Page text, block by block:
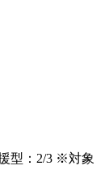
型：2/3 ※対象